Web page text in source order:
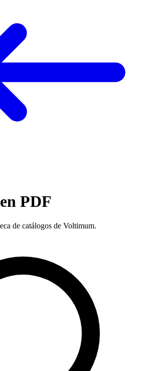
PDF
de catálogos de Voltimum.